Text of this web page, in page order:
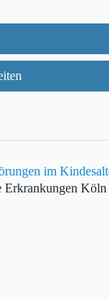
im
Erkrankungen